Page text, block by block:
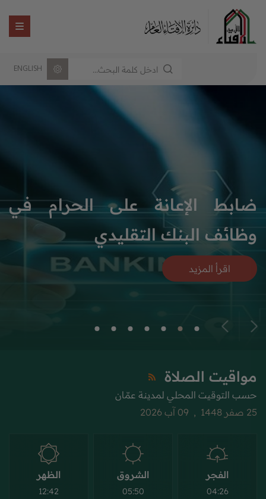
ENGLISH
ضابط الإعانة على الحرام في
وظائف البنك التقليدي
اقرأ المزيد
مواقيت الصلاة
حسب التوقيت المحلي لمدينة عمّان
25 صفر 1448 , 09 آب 2026
الفجر
04:26
الشروق
05:50
الظهر
12:42